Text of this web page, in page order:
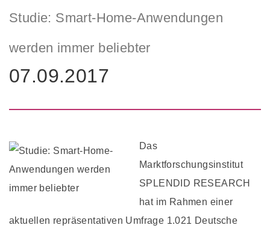
Studie: Smart-Home-Anwendungen
werden immer beliebter
07.09.2017
Das
Marktforschungsinstitut
SPLENDID RESEARCH
hat im Rahmen einer
aktuellen repräsentativen Umfrage 1.021 Deutsche